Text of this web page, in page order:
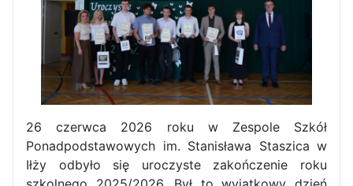
Sukces Kingi na XXXVI
Olimpiadzie Teologii Katolickiej
Obchody Święta Konstytucji 3
Maja w Iłży
26 czerwca 2026 roku w Zespole Szkół
Ponadpodstawowych im. Stanisława Staszica w
Iłży odbyło się uroczyste zakończenie roku